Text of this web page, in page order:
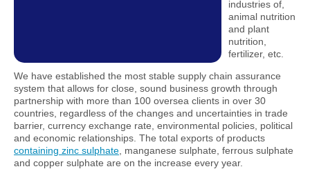
industries of,
animal nutrition
and plant
nutrition,
fertilizer, etc.
We have established the most stable supply chain assurance
system that allows for close, sound business growth through
partnership with more than 100 oversea clients in over 30
countries, regardless of the changes and uncertainties in trade
barrier, currency exchange rate, environmental policies, political
and economic relationships. The total exports of products
containing zinc sulphate , manganese sulphate, ferrous sulphate
and copper sulphate are on the increase every year.